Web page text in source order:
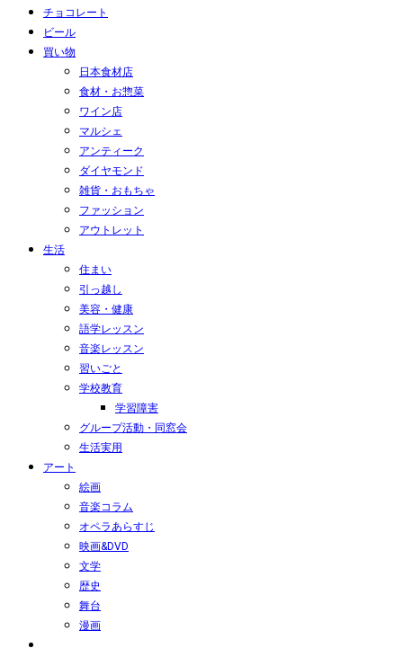
チョコレート
ビール
買い物
日本食材店
食材・お惣菜
ワイン店
マルシェ
アンティーク
ダイヤモンド
雑貨・おもちゃ
ファッション
アウトレット
生活
住まい
引っ越し
美容・健康
語学レッスン
音楽レッスン
習いごと
学校教育
学習障害
グループ活動・同窓会
生活実用
アート
絵画
音楽コラム
オペラあらすじ
映画&DVD
文学
歴史
舞台
漫画